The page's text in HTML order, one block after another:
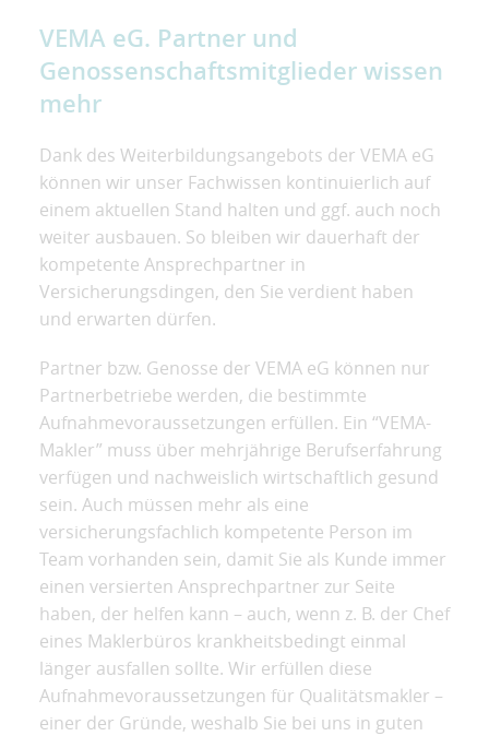
VEMA eG. Partner und
Genossenschaftsmitglieder wissen
mehr
Dank des Weiterbildungsangebots der VEMA eG
können wir unser Fachwissen kontinuierlich auf
einem aktuellen Stand halten und ggf. auch noch
weiter ausbauen. So bleiben wir dauerhaft der
kompetente Ansprechpartner in
Versicherungsdingen, den Sie verdient haben
und erwarten dürfen.
Partner bzw. Genosse der VEMA eG können nur
Partnerbetriebe werden, die bestimmte
Aufnahmevoraussetzungen erfüllen. Ein “VEMA-
Makler” muss über mehrjährige Berufserfahrung
verfügen und nachweislich wirtschaftlich gesund
sein. Auch müssen mehr als eine
versicherungsfachlich kompetente Person im
Team vorhanden sein, damit Sie als Kunde immer
einen versierten Ansprechpartner zur Seite
haben, der helfen kann – auch, wenn z. B. der Chef
eines Maklerbüros krankheitsbedingt einmal
länger ausfallen sollte. Wir erfüllen diese
Aufnahmevoraussetzungen für Qualitätsmakler –
einer der Gründe, weshalb Sie bei uns in guten